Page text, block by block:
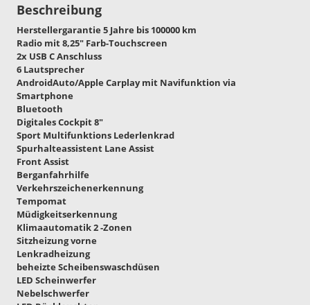
Beschreibung
Herstellergarantie 5 Jahre bis 100000 km
Radio mit 8,25" Farb-Touchscreen
2x USB C Anschluss
6 Lautsprecher
AndroidAuto/Apple Carplay mit Navifunktion via
Smartphone
Bluetooth
Digitales Cockpit 8"
Sport Multifunktions Lederlenkrad
Spurhalteassistent Lane Assist
Front Assist
Berganfahrhilfe
Verkehrszeichenerkennung
Tempomat
Müdigkeitserkennung
Klimaautomatik 2 -Zonen
Sitzheizung vorne
Lenkradheizung
beheizte Scheibenswaschdüsen
LED Scheinwerfer
Nebelschwerfer